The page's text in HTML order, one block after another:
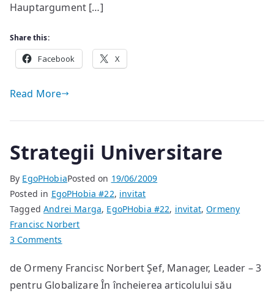
Hauptargument […]
Share this:
Facebook X
Read More
Strategii Universitare
By EgoPHobiaPosted on 19/06/2009
Posted in EgoPHobia #22, invitat
TaggedAndrei Marga, EgoPHobia #22, invitat,Ormeny
Francisc Norbert
3 Comments
Universitare
de Ormeny Francisc Norbert Şef, Manager, Leader – 3
pentru Globalizare În încheierea articolului său